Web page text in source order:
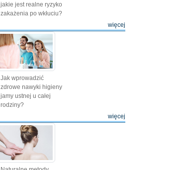
jakie jest realne ryzyko
zakażenia po wkłuciu?
więcej
Jak wprowadzić
zdrowe nawyki higieny
jamy ustnej u całej
rodziny?
więcej